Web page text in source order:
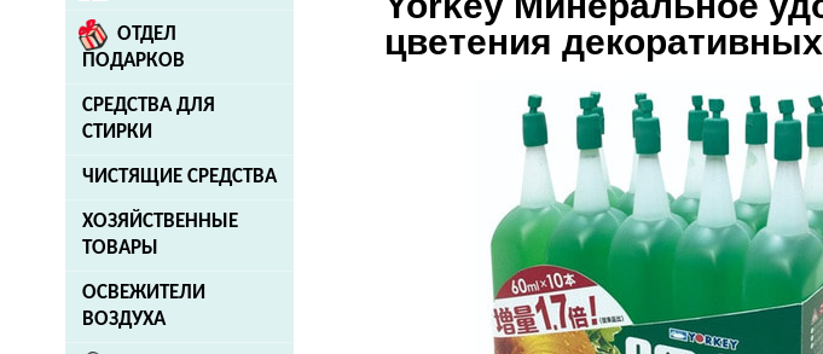
ОТДЕЛ
ПОДАРКОВ
СРЕДСТВА ДЛЯ
СТИРКИ
ЧИСТЯЩИЕ СРЕДСТВА
ХОЗЯЙСТВЕННЫЕ
ТОВАРЫ
ОСВЕЖИТЕЛИ
ВОЗДУХА
цветения